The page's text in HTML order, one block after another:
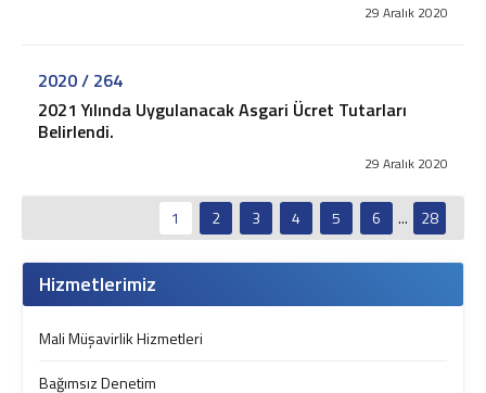
29 Aralık 2020
2020 / 264
2021 Yılında Uygulanacak Asgari Ücret Tutarları
Belirlendi.
29 Aralık 2020
1 2 3 4 5 6 ... 28
Hizmetlerimiz
Mali Müşavirlik Hizmetleri
Bağımsız Denetim